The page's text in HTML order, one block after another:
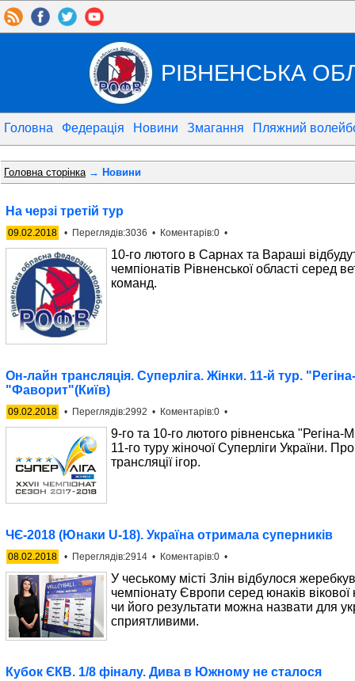
РІВНЕНСЬКА
Головна Федерація Новини Змагання Пляжний
Головна сторінка→ Новини
На черзі третій тур
09.02.2018 • Переглядів:3036 • Коментарів:0 •
10-го лютого в Сарнах та Вараші
чемпіонатів Рівненської області серед
команд.
Он-лайн трансляція. Суперліга. Жінки. 11-й тур.
"Фаворит"(Київ)
09.02.2018 • Переглядів:2992 • Коментарів:0 •
9-го та 10-го лютого рівненська
11-го туру жiночої Суперлiги України.
трансляції ігор.
ЧЄ-2018 (Юнаки U-18). Україна отримала суперників
08.02.2018 • Переглядів:2914 • Коментарів:0 •
У чеському місті Злін відбулося
чемпіонату Європи серед юнаків вікової
чи його результати можна назвати для
сприятливими.
Кубок ЄКВ. 1/8 фіналу. Дива в Южному не сталося